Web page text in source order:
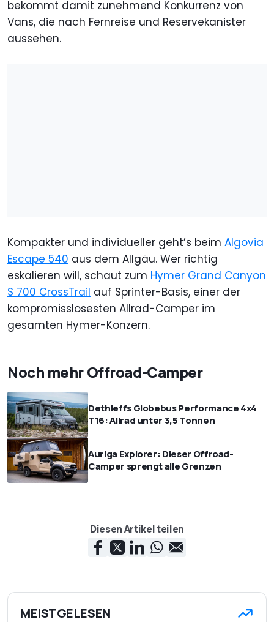
bekommt damit zunehmend Konkurrenz von
Vans, die nach Fernreise und Reservekanister
aussehen.
Kompakter und individueller geht’s beim Algovia
Escape 540 aus dem Allgäu. Wer richtig
eskalieren will, schaut zum Hymer Grand Canyon
S 700 CrossTrail auf Sprinter-Basis, einer der
kompromisslosesten Allrad-Camper im
gesamten Hymer-Konzern.
Noch mehr Offroad-Camper
Dethleffs Globebus Performance 4x4
T16: Allrad unter 3,5 Tonnen
Auriga Explorer: Dieser Offroad-
Camper sprengt alle Grenzen
Diesen Artikel teilen
MEISTGELESEN